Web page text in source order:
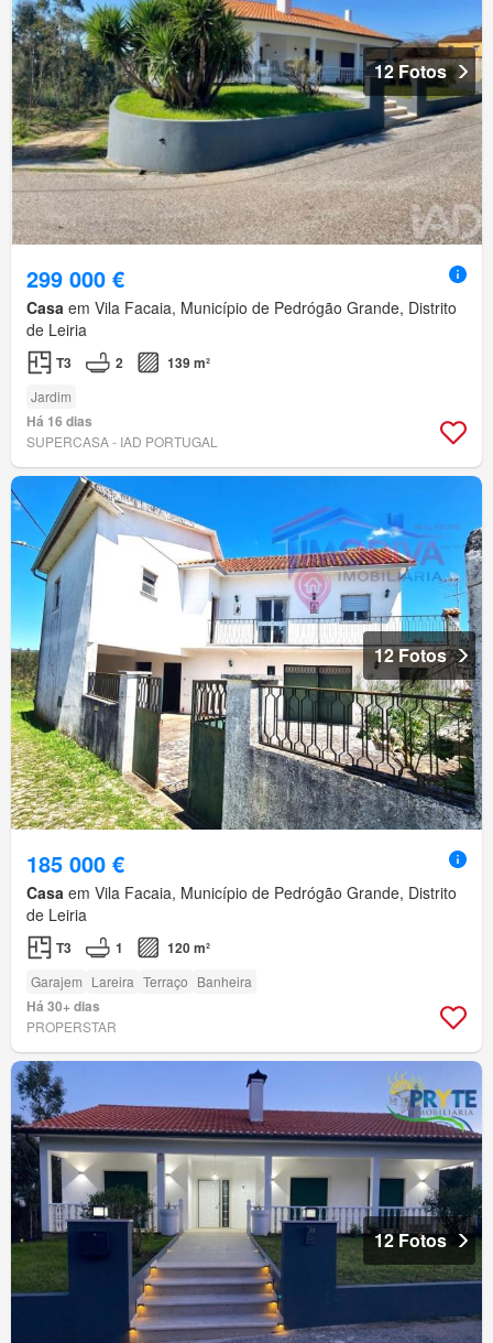
12 Fotos
299 000 €
Casa em Vila Facaia, Município de Pedrógão Grande, Distrito
de Leiria
T3 2 139 m²
Jardim
Há 16 dias
SUPERCASA - IAD PORTUGAL
12 Fotos
185 000 €
Casa em Vila Facaia, Município de Pedrógão Grande, Distrito
de Leiria
T3 1 120 m²
Garajem Lareira Terraço Banheira
Há 30+ dias
PROPERSTAR
12 Fotos